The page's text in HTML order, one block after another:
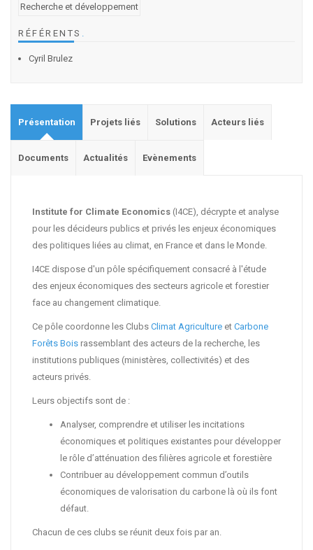
Recherche et développement
RÉFÉRENTS
Cyril Brulez
Présentation Projets liés Solutions Acteurs liés
Documents Actualités Evènements
Institute for Climate Economics (I4CE), décrypte et analyse
pour les décideurs publics et privés les enjeux économiques
des politiques liées au climat, en France et dans le Monde.
I4CE dispose d'un pôle spécifiquement consacré à l'étude
des enjeux économiques des secteurs agricole et forestier
face au changement climatique.
Ce pôle coordonne les Clubs Climat Agriculture et Carbone
Forêts Bois rassemblant des acteurs de la recherche, les
institutions publiques (ministères, collectivités) et des
acteurs privés.
Leurs objectifs sont de :
Analyser, comprendre et utiliser les incitations
économiques et politiques existantes pour développer
le rôle d’atténuation des filières agricole et forestière
Contribuer au développement commun d’outils
économiques de valorisation du carbone là où ils font
défaut.
Chacun de ces clubs se réunit deux fois par an.